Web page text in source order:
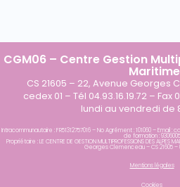
CGM06 – Centre Gestion
CS 21605 – 22, Avenue Georges
cedex 01 – Tél 04.93.16.19.72 – Fax
lundi au vendredi de
Intracommunautaire : FR51312757016 – No Agrément : 101060 –
de formation :
Propriétaire : LE CENTRE DE GESTION MULTIPROFESSIONS DES
Georges Clemenceau – CS 21605 –
Mentions légales
Cookies